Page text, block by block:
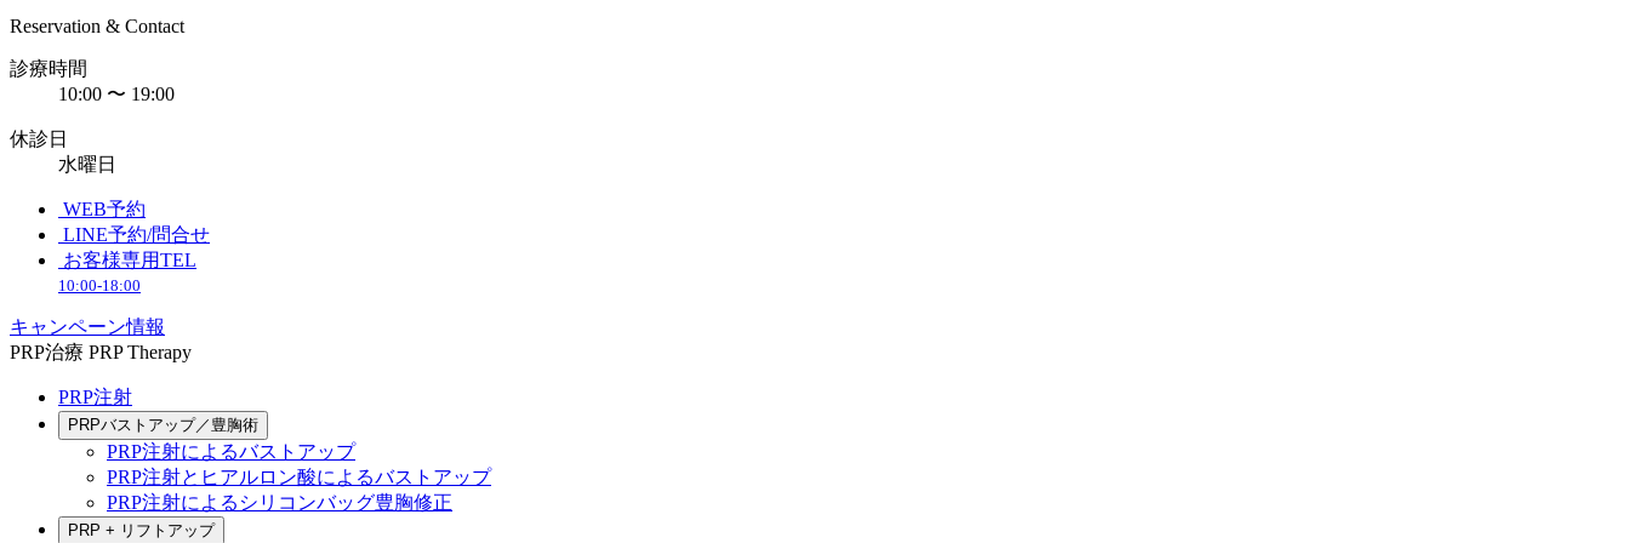
Reservation & Contact
診療時間
10:00 〜 19:00
休診日
水曜日
WEB予約
LINE予約/問合せ
お客様専用TEL
10:00-18:00
キャンペーン情報
PRP治療 PRP Therapy
PRP注射
PRPバストアップ／豊胸術
PRP注射によるバストアップ
PRP注射とヒアルロン酸によるバストアップ
PRP注射によるシリコンバッグ豊胸修正
PRP + リフトアップ